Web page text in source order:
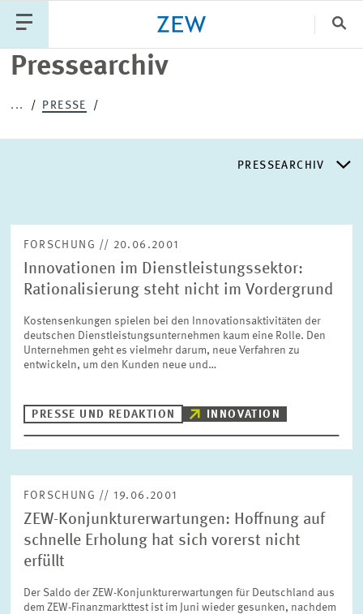
Pressearchiv
... PRESSE
PRESSEARCHIV
PRESSEVERTEILER
EXPERTENLISTE
JAHRESBERICHT
FORSCHUNG // 20.06.2001
Innovationen im Dienstleistungssektor:
Rationalisierung steht nicht im Vordergrund
Kostensenkungen spielen bei den Innovationsaktivitäten der
deutschen Dienstleistungsunternehmen kaum eine Rolle. Den
Unternehmen geht es vielmehr darum, neue Verfahren zu
entwickeln, um den Kunden neue und…
PRESSE UND REDAKTION INNOVATION
FORSCHUNG // 19.06.2001
ZEW-Konjunkturerwartungen: Hoffnung auf
schnelle Erholung hat sich vorerst nicht
erfüllt
Der Saldo der ZEW-Konjunkturerwartungen für Deutschland aus
dem ZEW-Finanzmarkttest ist im Juni wieder gesunken, nachdem